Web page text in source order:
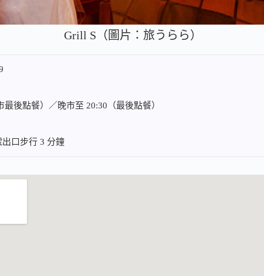
Grill S（圖片：旅うらら）
最後點餐）／晚市至 20:30（最後點餐）
出口步行 3 分鐘